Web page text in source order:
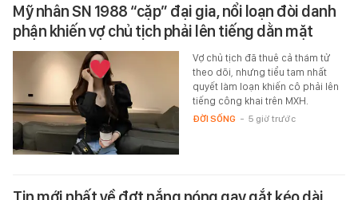
Mỹ nhân SN 1988 “cặp” đại gia, nổi loạn đòi danh
phận khiến vợ chủ tịch phải lên tiếng dằn mặt
Vợ chủ tịch đã thuê cả thám tử
theo dõi, nhưng tiểu tam nhất
quyết làm loạn khiến cô phải lên
tiếng công khai trên MXH.
ĐỜI SỐNG - 5 giờ trước